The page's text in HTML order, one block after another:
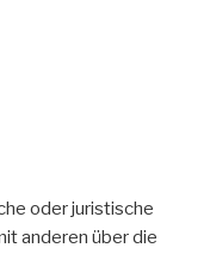
oder juristische
anderen über die